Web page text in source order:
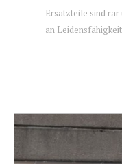
Ersatzteile sind
an Leidensfähigkeit